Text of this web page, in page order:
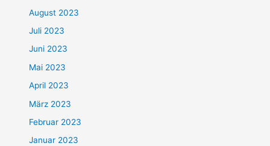
August 2023
Juli 2023
Juni 2023
Mai 2023
April 2023
März 2023
Februar 2023
Januar 2023